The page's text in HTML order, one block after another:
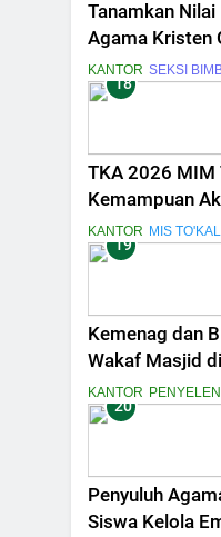
Tanamkan Nilai
Agama Kristen
SDN 4 Makale
KANTOR SEKSI
18
TKA 2026 MIM
Kemampuan
KANTOR MIS
19
Kemenag dan
Wakaf Masjid
KANTOR
20
Penyuluh
Siswa Kelola